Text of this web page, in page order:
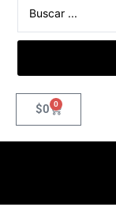
$0 0